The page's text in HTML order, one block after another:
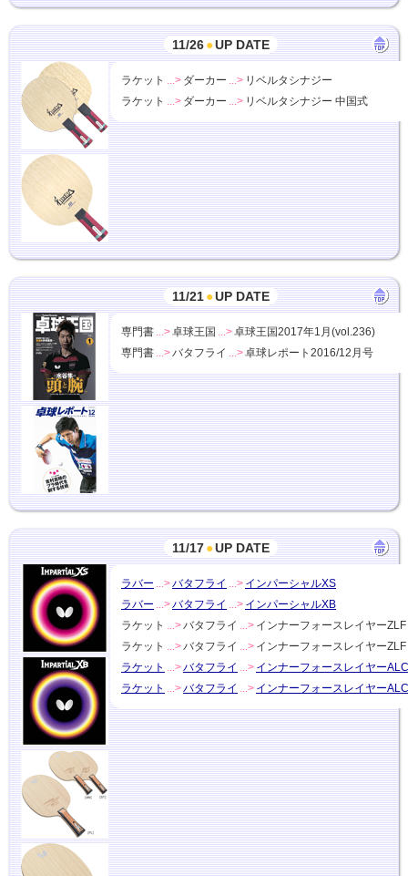
●
11/26 UP DATE
ラケット ...> ダーカー ...> リベルタシナジー
ラケット ...> ダーカー ...> リベルタシナジー 中国式
●
11/21 UP DATE
専門書 ...>卓球王国 ...>卓球王国2017年1月(vol.236)
専門書 ...>バタフライ ...>卓球レポート2016/12月号
●
11/17 UP DATE
ラバー ...>バタフライ ...> インパーシャルXS
ラバー ...>バタフライ ...> インパーシャルXB
ラケット ...>バタフライ ...> インナーフォースレイヤーZLF
ラケット ...>バタフライ ...> インナーフォースレイヤー
ラケット ...>バタフライ ...> インナーフォースレイヤー
ラケット ...>バタフライ ...> インナーフォースレイヤー